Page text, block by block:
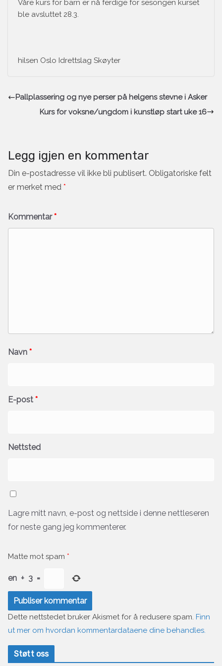
Våre kurs for barn er nå ferdige for sesongen kurset
ble avsluttet 28.3.
hilsen Oslo Idrettslag Skøyter
Pallplassering og nye perser på helgens stevne i Asker
Kurs for voksne/ungdom i kunstløp start uke 16
Legg igjen en kommentar
Din e-postadresse vil ikke bli publisert. Obligatoriske felt
er merket med *
Kommentar*
Navn *
E-post *
Nettsted
Lagre mitt navn, e-post og nettside i denne nettleseren
for neste gang jeg kommenterer.
Matte mot spam *
en + 3 =
Dette nettstedet bruker Akismet for å redusere spam. Finn
ut mer om hvordan kommentardataene dine behandles.
Støtt oss